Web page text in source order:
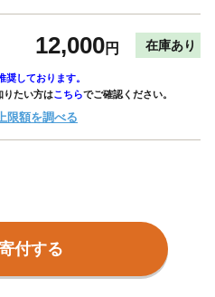
12,000円 在庫あり
奨しております。
りたい方はこちらでご確認ください。
上限額を調べる
付する